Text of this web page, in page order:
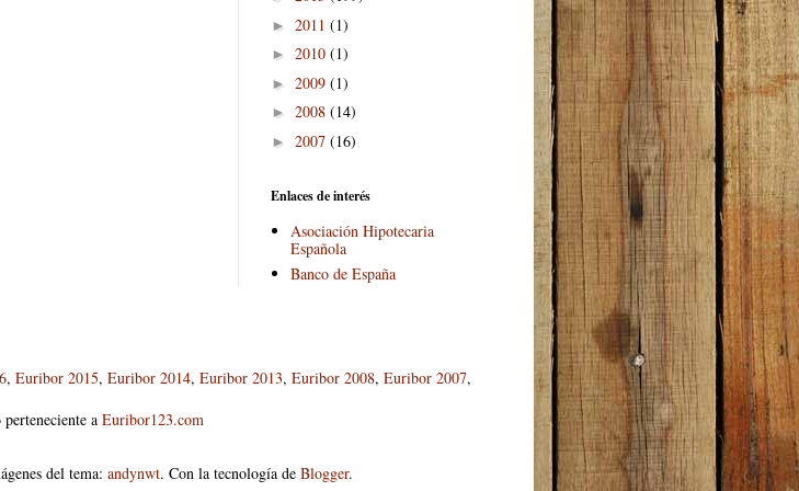
► 2011 (1)
► 2010 (1)
► 2009 (1)
► 2008 (14)
► 2007 (16)
Enlaces de interés
Asociación Hipotecaria
Española
Banco de España
, Euribor 2015, Euribor 2014, Euribor 2013, Euribor 2008, Euribor 2007,
a Euribor123.com
del tema: andynwt. Con la tecnología de Blogger.